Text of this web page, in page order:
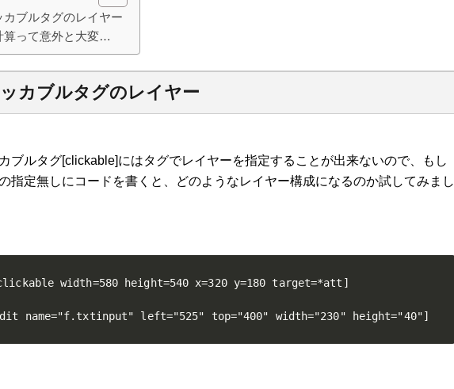
カブルタグのレイヤー
算って意外と大変…
カブルタグのレイヤー
ブルタグ[clickable]にはタグでレイヤーを指定することが出来ないので、もし
指定無しにコードを書くと、どのようなレイヤー構成になるのか試してみまし
width=580 height=540 x=320 y=180 target=*att]
name="f.txtinput" left="525" top="400" width="230" height="40"]